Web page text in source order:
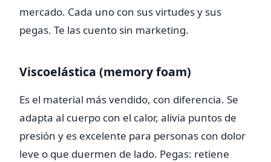
mercado. Cada uno con sus virtudes y sus
pegas. Te las cuento sin marketing.
Viscoelástica (memory foam)
Es el material más vendido, con diferencia. Se
adapta al cuerpo con el calor, alivia puntos de
presión y es excelente para personas con dolor
leve o que duermen de lado. Pegas: retiene